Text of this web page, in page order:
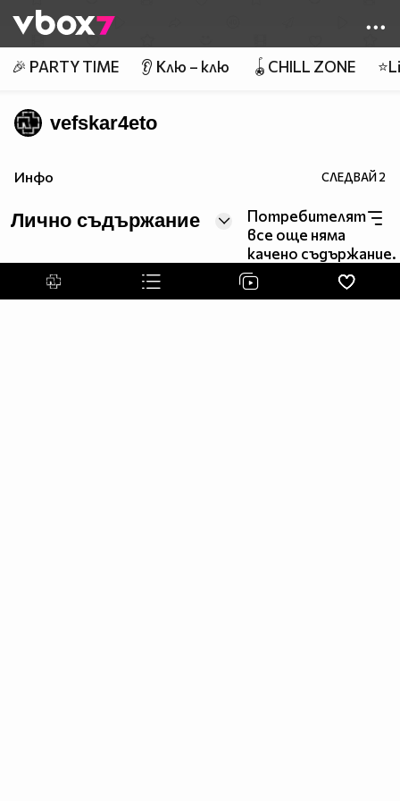
👾
🎉 PARTY TIME 👂 Клю – клю 🪀CHILL ZONE
vefskar4eto
Инфо СЛЕДВАЙ2
Лично съдържание
Потребителят
все още няма
качено съдържание.